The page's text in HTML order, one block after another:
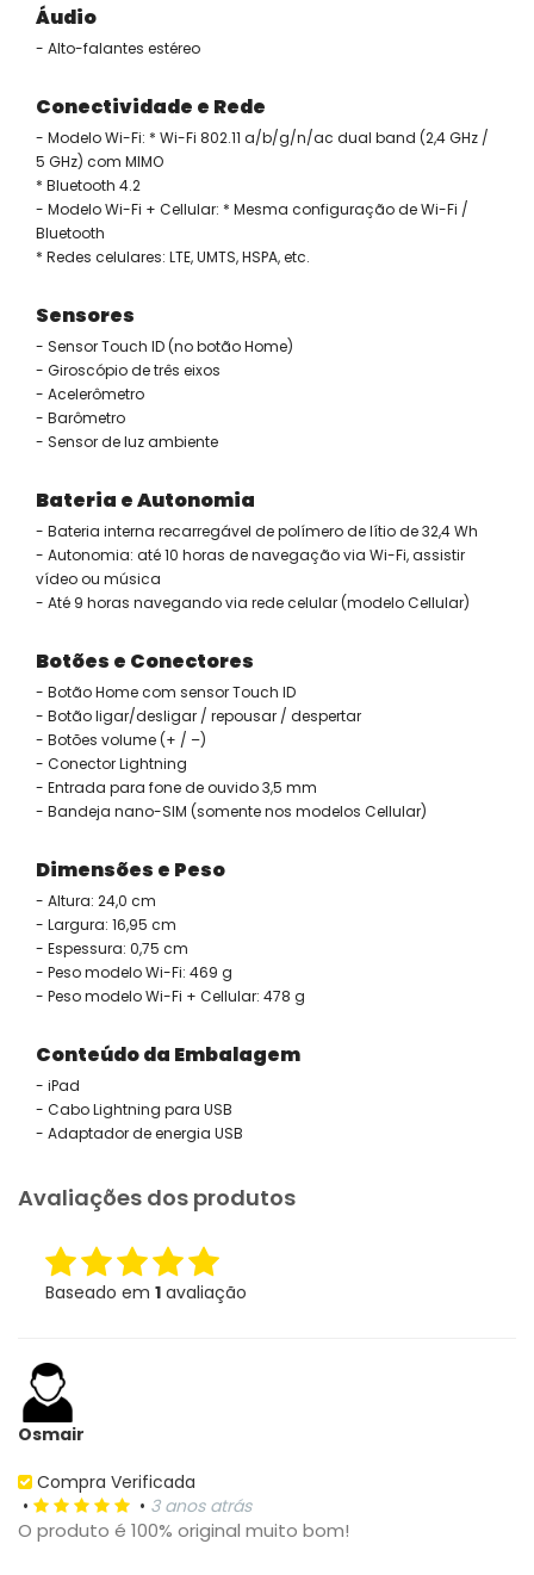
Áudio
- Alto-falantes estéreo
Conectividade e Rede
- Modelo Wi-Fi: * Wi-Fi 802.11 a/b/g/n/ac dual band (2,4 GHz /
5 GHz) com MIMO
* Bluetooth 4.2
- Modelo Wi-Fi + Cellular: * Mesma configuração de Wi-Fi /
Bluetooth
* Redes celulares: LTE, UMTS, HSPA, etc.
Sensores
- Sensor Touch ID (no botão Home)
- Giroscópio de três eixos
- Acelerômetro
- Barômetro
- Sensor de luz ambiente
Bateria e Autonomia
- Bateria interna recarregável de polímero de lítio de 32,4 Wh
- Autonomia: até 10 horas de navegação via Wi-Fi, assistir
vídeo ou música
- Até 9 horas navegando via rede celular (modelo Cellular)
Botões e Conectores
- Botão Home com sensor Touch ID
- Botão ligar/desligar / repousar / despertar
- Botões volume (+ / –)
- Conector Lightning
- Entrada para fone de ouvido 3,5 mm
- Bandeja nano-SIM (somente nos modelos Cellular)
Dimensões e Peso
- Altura: 24,0 cm
- Largura: 16,95 cm
- Espessura: 0,75 cm
- Peso modelo Wi-Fi: 469 g
- Peso modelo Wi-Fi + Cellular: 478 g
Conteúdo da Embalagem
- iPad
- Cabo Lightning para USB
- Adaptador de energia USB
Avaliações dos produtos
Baseado em 1 avaliação
Osmair
Compra Verificada
•
• 3 anos atrás
O produto é 100% original muito bom!